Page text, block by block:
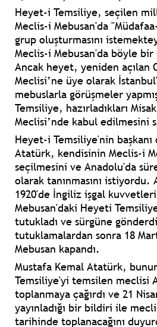
Heyet-i Temsiliye, seçilen
Meclis-i Mebusan'da
grup oluşturmasını
Meclis-i Mebusan'da böyle bir
Ancak heyet, yeniden açılan
Meclisi’ne üye olarak
mebuslarla görüşmeler
Temsiliye, hazırladıkları
Meclisi’nde kabul edilmesini
Heyet-i Temsiliye'nin
Atatürk, kendisinin Meclis-i
seçilmesini ve Anadolu'da
olarak tanınmasını istiyordu.
1920'de İngiliz işgal
Mebusan'daki Heyeti
tutukladı ve sürgüne
tutuklamalardan sonra 18
Mebusan kapandı.
Mustafa Kemal Atatürk,
Temsiliye'yi temsilen meclisi
toplanmaya çağırdı ve 21
yayınladığı bir bildiri ile
tarihinde toplanacağını